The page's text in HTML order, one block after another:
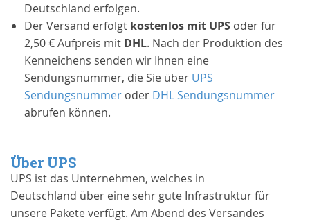
Deutschland erfolgen.
Der Versand erfolgt kostenlos mit UPS oder für
2,50 € Aufpreis mit DHL. Nach der Produktion des
Kenneichens senden wir Ihnen eine
Sendungsnummer, die Sie über UPS
Sendungsnummer oder DHL Sendungsnummer
abrufen können.
Über UPS
UPS ist das Unternehmen, welches in
Deutschland über eine sehr gute Infrastruktur für
unsere Pakete verfügt. Am Abend des Versandes